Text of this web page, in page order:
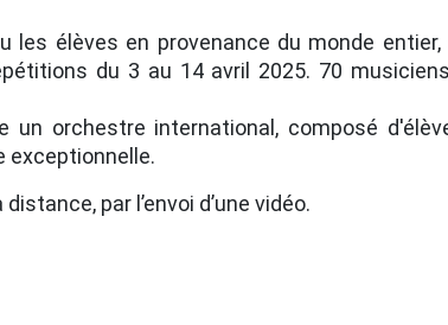
les élèves en provenance du monde
du 3 au 14 avril 2025. 70
un orchestre international, composé
exceptionnelle.
par l’envoi d’une vidéo.